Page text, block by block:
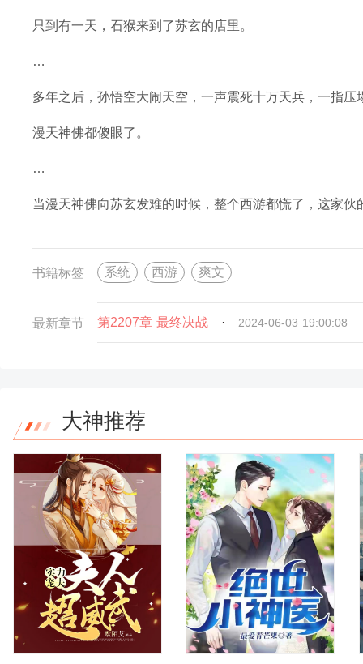
只到有一天，石猴来到了苏玄的店里。
…
多年之后，孙悟空大闹天空，一声震死十万天兵，一指压
漫天神佛都傻眼了。
…
当漫天神佛向苏玄发难的时候，整个西游都慌了，这家伙
书籍标签 系统 西游 爽文
最新章节 第2207章 最终决战 · 2024-06-03 19:00:08
大神推荐